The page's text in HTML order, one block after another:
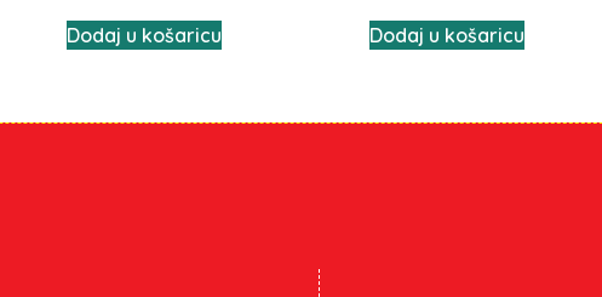
Dodaj u košaricu Dodaj u košaricu